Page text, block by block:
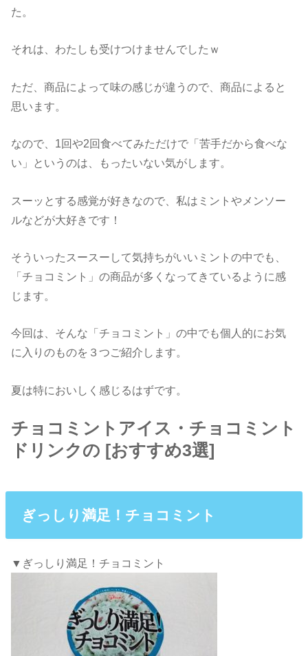
た。
それは、わたしも受けつけませんでしたｗ
ただ、商品によって味の感じが違うので、商品によると
思います。
なので、1回や2回食べてみただけで「苦手だから食べな
い」というのは、もったいない気がします。
スーッとする感覚が好きなので、私はミントやメンソー
ルなどが大好きです！
そういったスースーして気持ちがいいミントの中でも、
「チョコミント」の商品が多くなってきているように感
じます。
今回は、そんな「チョコミント」の中でも個人的にお気
に入りのものを３つご紹介します。
夏は特においしく感じるはずです。
チョコミントアイス・チョコミント
ドリンクの [おすすめ3選]
ぎっしり満足！チョコミント
▼ぎっしり満足！チョコミント